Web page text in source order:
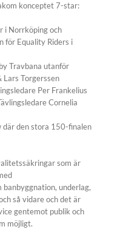
konceptet 7-star:
i Norrköping och
för Equality Riders i
Travbana utanför
Torgerssen
Per Frankelius
Cornelia
där den stora 150-finalen
som är
underlag,
så vidare och det är
gentemot publik och
möjligt.